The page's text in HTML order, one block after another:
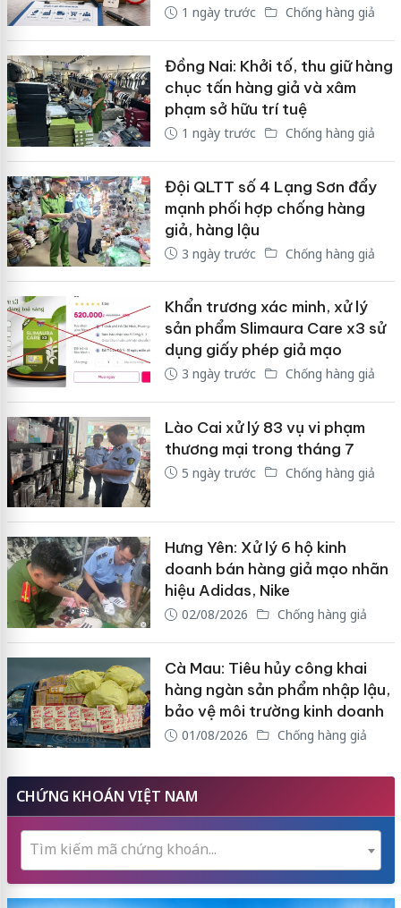
1 ngày trước Chống hàng giả
Đồng Nai: Khởi tố, thu giữ hàng
chục tấn hàng giả và xâm
phạm sở hữu trí tuệ
1 ngày trước Chống hàng giả
Đội QLTT số 4 Lạng Sơn đẩy
mạnh phối hợp chống hàng
giả, hàng lậu
3 ngày trước Chống hàng giả
Khẩn trương xác minh, xử lý
sản phẩm Slimaura Care x3 sử
dụng giấy phép giả mạo
3 ngày trước Chống hàng giả
Lào Cai xử lý 83 vụ vi phạm
thương mại trong tháng 7
5 ngày trước Chống hàng giả
Hưng Yên: Xử lý 6 hộ kinh
doanh bán hàng giả mạo nhãn
hiệu Adidas, Nike
02/08/2026 Chống hàng giả
Cà Mau: Tiêu hủy công khai
hàng ngàn sản phẩm nhập lậu,
bảo vệ môi trường kinh doanh
01/08/2026 Chống hàng giả
CHỨNG KHOÁN VIỆT NAM
Tìm kiếm mã chứng khoán...